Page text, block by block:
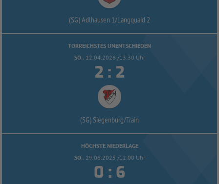
(SG) Adlhausen 1/Langquaid 2
TORREICHSTES UNENTSCHIEDEN
SO.. 12.04.2026 /13:30 Uhr
 : 
(SG) Siegenburg/Train
HÖCHSTE NIEDERLAGE
SO.. 29.06.2025 /12:00 Uhr
 : 